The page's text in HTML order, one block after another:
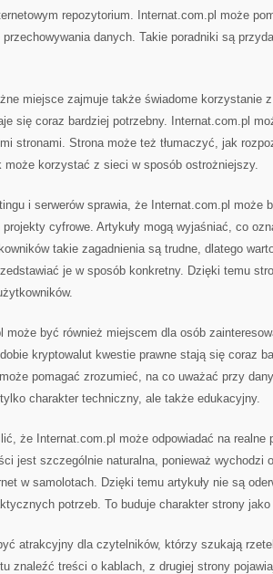
repozytorium. Internat.com.pl może
przechowywania danych. Takie poradniki są
miejsce zajmuje także świadome korzystanie
się coraz bardziej potrzebny. Internat.com.pl
stronami. Strona może też tłumaczyć, jak
może korzystać z sieci w sposób ostrożniejszy.
i serwerów sprawia, że Internat.com.pl może
projekty cyfrowe. Artykuły mogą wyjaśniać, co
takie zagadnienia są trudne, dlatego
je w sposób konkretny. Dzięki temu
może być również miejscem dla osób
kryptowalut kwestie prawne stają się coraz
pomagać zrozumieć, na co uważać przy
charakter techniczny, ale także edukacyjny.
że Internat.com.pl może odpowiadać na realne
jest szczególnie naturalna, ponieważ wychodzi
w samolotach. Dzięki temu artykuły nie są
potrzeb. To buduje charakter strony
atrakcyjny dla czytelników, którzy szukają
znaleźć treści o kablach, z drugiej strony